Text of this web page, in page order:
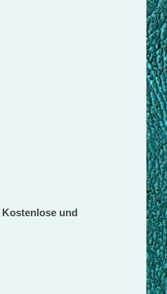
Kostenlose und